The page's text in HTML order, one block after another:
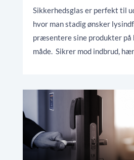
Sikkerhedsglas er perfekt til
hvor man stadig ønsker
præsentere sine produkter på
måde. Sikrer mod indbrud,